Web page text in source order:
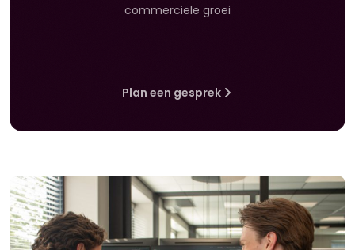
commerciële groei
Plan een gesprek